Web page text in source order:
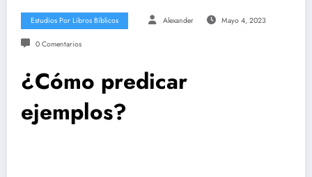
Estudios Por Libros Bíblicos Alexander Mayo 4, 2023
0 Comentarios
¿Cómo predicar
ejemplos?